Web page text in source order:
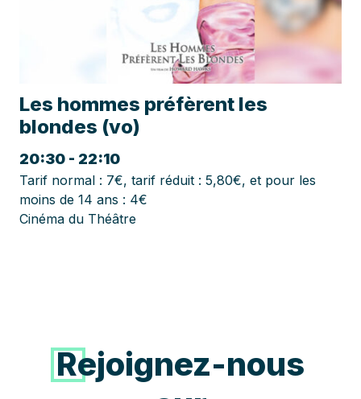
Les hommes préfèrent les
blondes (vo)
20:30 - 22:10
Tarif normal : 7€, tarif réduit : 5,80€, et pour les
moins de 14 ans : 4€
Cinéma du Théâtre
Rejoignez-nous